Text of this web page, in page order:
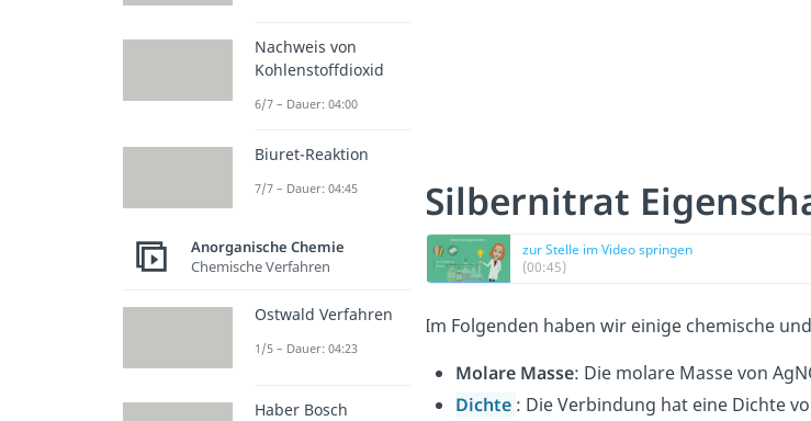
Silbernitrat
zur Stelle im Video springen
(00:45)
Im Folgenden haben wir einige chemische
Molare Masse: Die molare Masse von
Dichte : Die Verbindung hat eine Dichte
Nachweis von
Kohlenstoffdioxid
6/7 – Dauer: 04:00
Biuret-Reaktion
7/7 – Dauer: 04:45
Anorganische Chemie
Chemische Verfahren
Ostwald Verfahren
1/5 – Dauer: 04:23
Haber Bosch